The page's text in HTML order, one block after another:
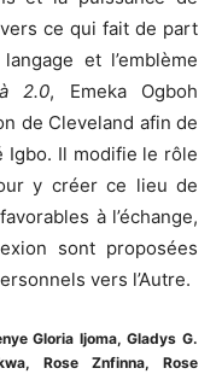
ce qui fait de part
et l’emblème
2.0, Emeka Ogboh
de Cleveland afin de
Il modifie le rôle
y créer ce lieu de
à l’échange,
sont proposées
vers l’Autre.
Gloria Ijoma, Gladys G.
Rose Znfinna, Rose